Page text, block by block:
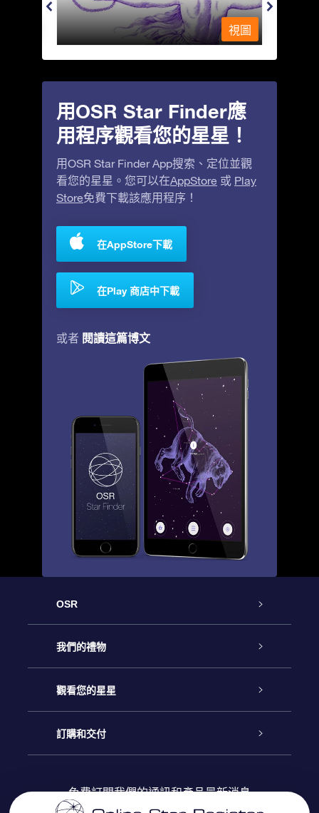
視圖
用OSR Star Finder應
用程序觀看您的星星！
用OSR Star Finder App搜索、定位並觀
看您的星星。您可以在AppStore 或 Play
Store免費下載該應用程序！
在AppStore下載
在Play 商店中下載
或者 閱讀這篇博文
OSR
客戶服務
聯繫我們
博客
我們的禮物
Online Star禮物
OSR禮物包
觀看您的星星
星星注册
訂購和交付
免費訂閱我們的通訊和產品最新消息